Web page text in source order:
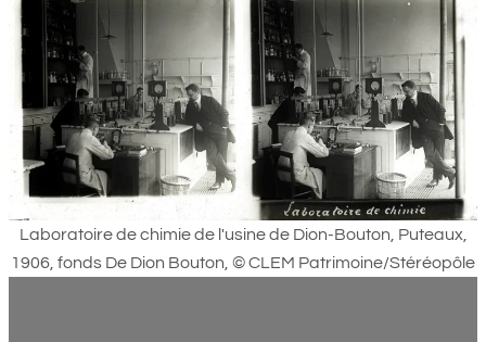
Laboratoire de chimie de l'usine de Dion-Bouton, Puteaux,
1906, fonds De Dion Bouton, © CLEM Patrimoine/Stéréopôle